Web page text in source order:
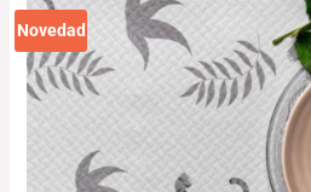
Novedad